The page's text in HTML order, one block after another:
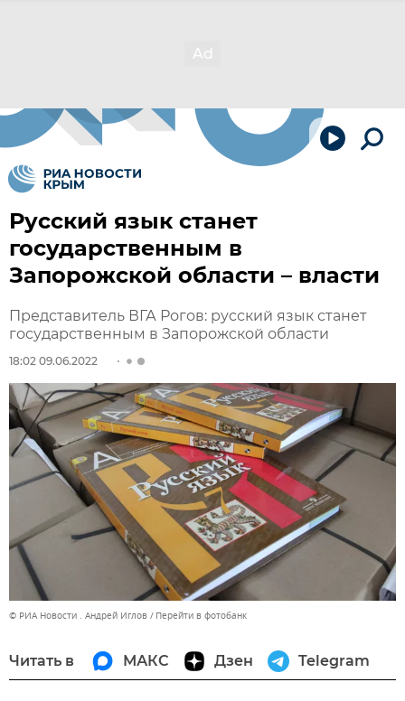
Русский язык станет
государственным в
Запорожской области – власти
Представитель ВГА Рогов: русский язык станет
государственным в Запорожской области
18:02 09.06.2022
© РИА Новости . Андрей Иглов Перейти в фотобанк
Читать в МАКС Дзен Telegram